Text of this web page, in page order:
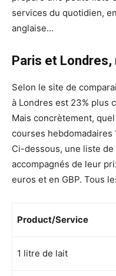
services du quotidien,
anglaise…
Paris et
Selon le site de
à Londres est 23% plus
Mais concrètement,
courses hebdomadaires
Ci-dessous, une liste
accompagnés de leur
euros et en GBP. Tous
Product/Service
1 litre de lait